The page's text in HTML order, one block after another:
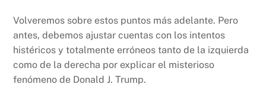
Volveremos sobre estos puntos más adelante. Pero
antes, debemos ajustar cuentas con los intentos
histéricos y totalmente erróneos tanto de la izquierda
como de la derecha por explicar el misterioso
fenómeno de Donald J. Trump.